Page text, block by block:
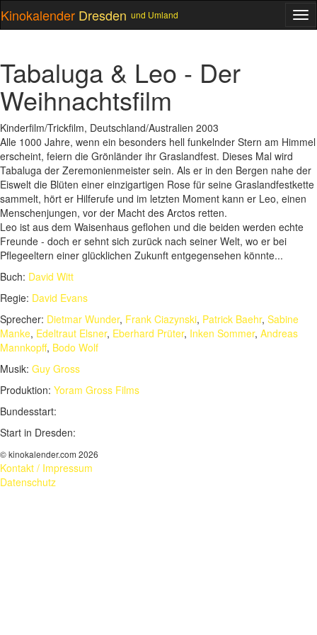
Kinokalender Dresden und Umland
Tabaluga & Leo - Der
Weihnachtsfilm
Kinderfilm/Trickfilm, Deutschland/Australien 2003
Alle 1000 Jahre, wenn ein besonders hell funkelnder Stern am Himmel
erscheint, feiern die Grönländer ihr Graslandfest. Dieses Mal wird
Tabaluga der Zeremonienmeister sein. Als er in den Bergen nahe der
Eiswelt die Blüten einer einzigartigen Rose für seine Graslandfestkette
sammelt, hört er Hilferufe und im letzten Moment kann er Leo, einen
Menschenjungen, vor der Macht des Arctos retten.
Leo ist aus dem Waisenhaus geflohen und die beiden werden echte
Freunde - doch er sehnt sich zurück nach seiner Welt, wo er bei
Pflegeeltern einer glücklichen Zukunft entgegensehen könnte...
Buch: David Witt
Regie: David Evans
Sprecher: Dietmar Wunder, Frank Ciazynski, Patrick Baehr, Sabine
Manke, Edeltraut Elsner, Eberhard Prüter, Inken Sommer, Andreas
Mannkopff, Bodo Wolf
Musik: Guy Gross
Produktion: Yoram Gross Films
Bundesstart:
Start in Dresden:
© kinokalender.com 2026
Kontakt / Impressum
Datenschutz